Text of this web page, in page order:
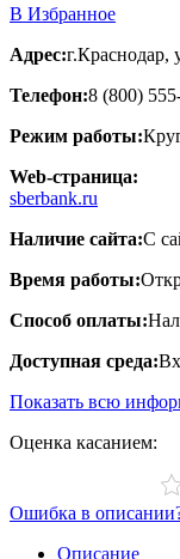
В Избранное
Адрес:г.Краснодар,
Телефон:8 (800)
Режим работы:
Web-страница:
sberbank.ru
Наличие сайта:С
Время работы:
Способ оплаты:
Доступная среда:
Показать всю
Оценка касанием:
Ошибка в
Описание